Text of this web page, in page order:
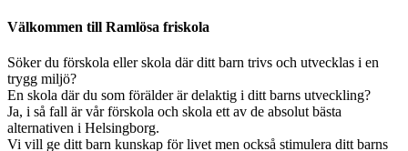
Välkommen till Ramlösa friskola
Söker du förskola eller skola där ditt barn trivs och utvecklas i en
trygg miljö?
En skola där du som förälder är delaktig i ditt barns utveckling?
Ja, i så fall är vår förskola och skola ett av de absolut bästa
alternativen i Helsingborg.
Vi vill ge ditt barn kunskap för livet men också stimulera ditt barns